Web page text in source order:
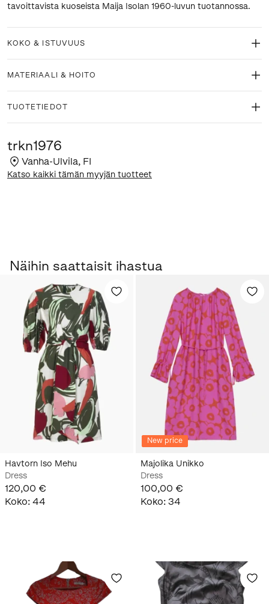
tavoittavista kuoseista Maija Isolan 1960-luvun tuotannossa.
KOKO & ISTUVUUS
MATERIAALI & HOITO
TUOTETIEDOT
trkn1976
Vanha-Ulvila, FI
Katso kaikki tämän myyjän tuotteet
Näihin saattaisit ihastua
Havtorn Iso Mehu
Dress
120,00 €
Koko: 44
New price
Majolika Unikko
Dress
100,00 €
Koko: 34